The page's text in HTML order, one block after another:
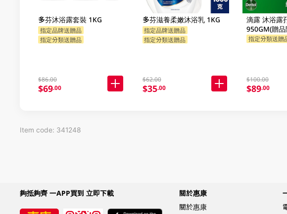
多芬沐浴露套裝 1KG
指定品牌送贈品
指定分類送贈品
$86.00
$69.00
多芬滋養柔嫩沐浴乳 1KG
指定品牌送贈品
指定分類送贈品
$62.00
$35.00
滴露 沐浴露
950GM(贈
指定分類送贈
$100.00
$89.00
Item code: 341248
夠抵夠齊 一APP買到 立即下載
關於惠康
關於惠康